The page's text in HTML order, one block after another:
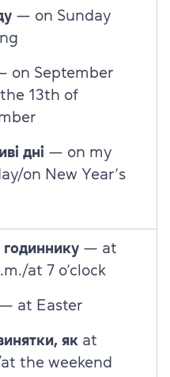
— on Sunday
on September
13th of
дні — on my
on New Year’s
годиннику — at
at 7 o’clock
— at Easter
як at
the weekend